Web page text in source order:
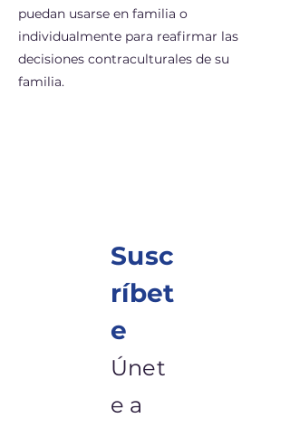
puedan usarse en familia o
individualmente para reafirmar las
decisiones contraculturales de su
familia.
Susc
ríbet
e
Únet
e a